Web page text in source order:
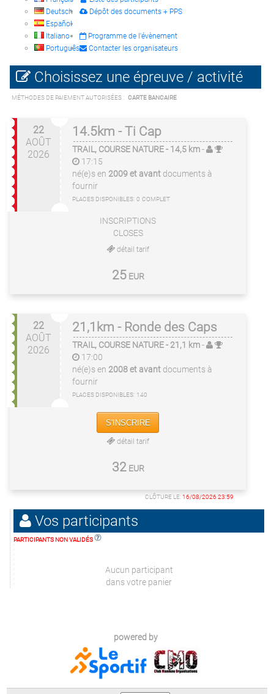
Deutsch
Español
Italiano
Português
Dépôt des documents + PPS
Programme de l'évènement
Contacter les organisateurs
Choisissez une épreuve / activité
MÉTHODES DE PAIEMENT AUTORISÉES : CARTE BANCAIRE
22
AOÛT
2026
14.5km - Ti Cap
TRAIL, COURSE NATURE- 14,5 km-
17:15
né(e)s en 2009 et avant documents à
fournir
PLACES DISPONIBLES: 0 COMPLET
INSCRIPTIONS
CLOSES
détail tarif
25 EUR
22
AOÛT
2026
21,1km - Ronde des Caps
TRAIL, COURSE NATURE- 21,1 km-
17:00
né(e)s en 2008 et avant documents à
fournir
PLACES DISPONIBLES: 140
S'INSCRIRE
détail tarif
32 EUR
CLÔTURE LE:16/08/2026 23:59
Vos participants
PARTICIPANTS NON VALIDÉS
Aucun participant
dans votre panier
powered by